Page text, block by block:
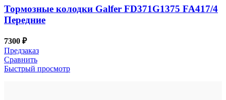
Тормозные колодки Galfer FD371G1375 FA417/4
Передние
7300 ₽
Предзаказ
Сравнить
Быстрый просмотр